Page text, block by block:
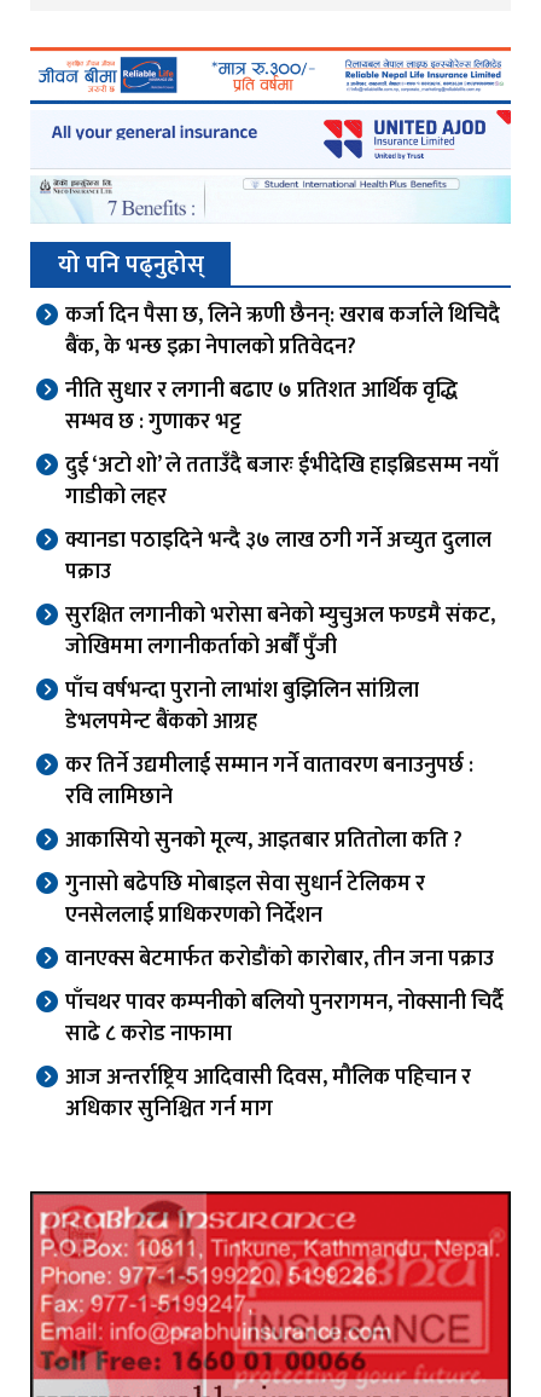
यो पनि पढ्नुहोस्
कर्जा दिन पैसा छ, लिने ऋणी छैनन्: खराब कर्जाले थिचिदै
बैंक, के भन्छ इक्रा नेपालको प्रतिवेदन?
नीति सुधार र लगानी बढाए ७ प्रतिशत आर्थिक वृद्धि
सम्भव छ : गुणाकर भट्ट
दुई ‘अटो शो’ ले तताउँदै बजारः ईभीदेखि हाइब्रिडसम्म नयाँ
गाडीको लहर
क्यानडा पठाइदिने भन्दै ३७ लाख ठगी गर्ने अच्युत दुलाल
पक्राउ
सुरक्षित लगानीको भरोसा बनेको म्युचुअल फण्डमै संकट,
जोखिममा लगानीकर्ताको अर्बौं पुँजी
पाँच वर्षभन्दा पुरानो लाभांश बुझिलिन सांग्रिला
डेभलपमेन्ट बैंकको आग्रह
कर तिर्ने उद्यमीलाई सम्मान गर्ने वातावरण बनाउनुपर्छ :
रवि लामिछाने
आकासियो सुनको मूल्य, आइतबार प्रतितोला कति ?
गुनासो बढेपछि मोबाइल सेवा सुधार्न टेलिकम र
एनसेललाई प्राधिकरणको निर्देशन
वानएक्स बेटमार्फत करोडौंको कारोबार, तीन जना पक्राउ
पाँचथर पावर कम्पनीको बलियो पुनरागमन, नोक्सानी चिर्दै
साढे ८ करोड नाफामा
आज अन्तर्राष्ट्रिय आदिवासी दिवस, मौलिक पहिचान र
अधिकार सुनिश्चित गर्न माग